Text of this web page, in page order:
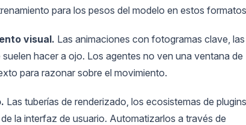
para los pesos del modelo en estos
visual. Las animaciones con fotogramas clave, las
hacer a ojo. Los agentes no ven una ventana de
para razonar sobre el movimiento.
Las tuberías de renderizado, los ecosistemas de
la interfaz de usuario. Automatizarlos a través de